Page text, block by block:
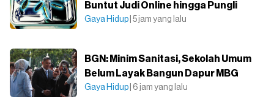
Buntut Judi Online hingga Pungli
Gaya Hidup | 5 jam yang lalu
BGN: Minim Sanitasi, Sekolah Umum
Belum Layak Bangun Dapur MBG
Gaya Hidup | 6 jam yang lalu